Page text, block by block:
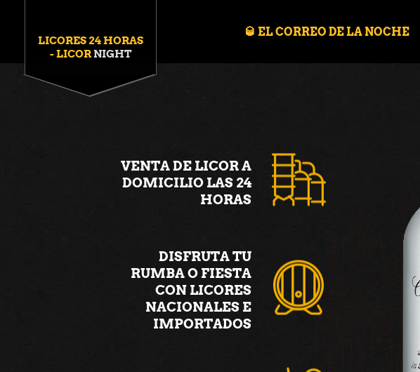
LICORES 24 HORAS
- LICORNIGHT
🥃 EL CORREO DE LA NOCHE
VENTA DE LICOR A
DOMICILIO LAS 24
HORAS
DISFRUTA TU
RUMBA O FIESTA
CON LICORES
NACIONALES E
IMPORTADOS